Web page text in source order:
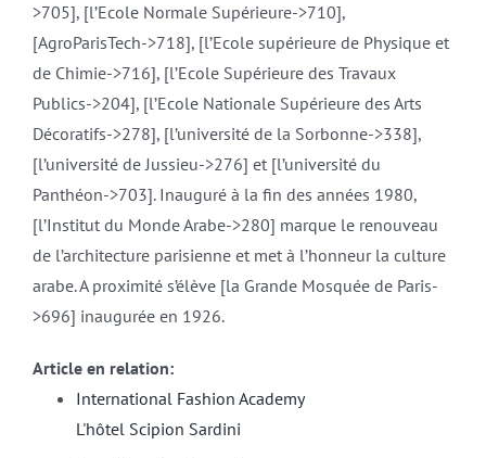
>705], [l’Ecole Normale Supérieure->710],
[AgroParisTech->718], [l’Ecole supérieure de Physique et
de Chimie->716], [l’Ecole Supérieure des Travaux
Publics->204], [l’Ecole Nationale Supérieure des Arts
Décoratifs->278], [l’université de la Sorbonne->338],
[l’université de Jussieu->276] et [l’université du
Panthéon->703]. Inauguré à la fin des années 1980,
[l’Institut du Monde Arabe->280] marque le renouveau
de l’architecture parisienne et met à l’honneur la culture
arabe. A proximité s’élève [la Grande Mosquée de Paris-
>696] inaugurée en 1926.
Article en relation:
International Fashion Academy
L'hôtel Scipion Sardini